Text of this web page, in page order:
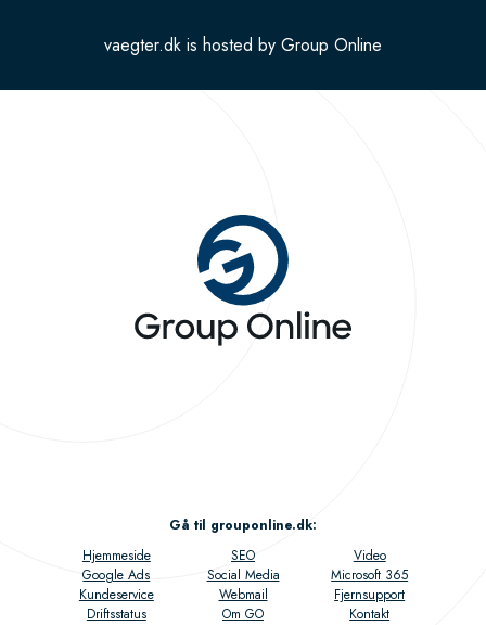
vaegter.dk is hosted by Group Online
Gå til grouponline.dk:
Hjemmeside
SEO
Video
Google Ads
Social Media
Microsoft 365
Kundeservice
Webmail
Fjernsupport
Driftsstatus
Om GO Kontakt